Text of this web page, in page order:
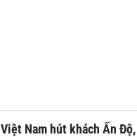
Việt Nam hút khách Ấn